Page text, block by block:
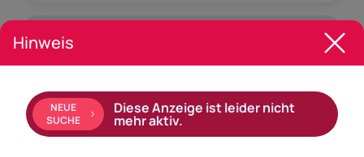
Empfohlene Services unserer Partner
Objekt Beschreibung
Hinweis
NEUE
SUCHE
Diese Anzeige ist leider nicht
mehr aktiv.